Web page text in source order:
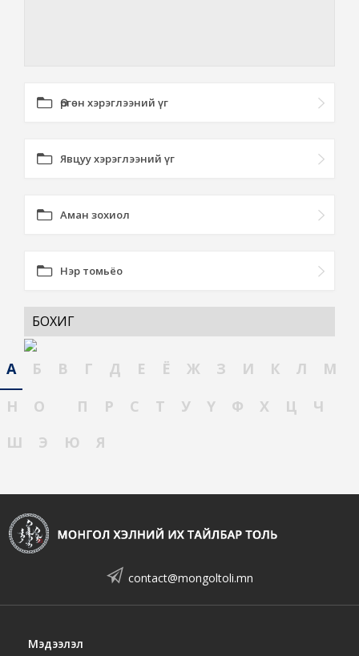
Өргөн хэрэглээний үг
Явцуу хэрэглээний үг
Аман зохиол
Нэр томьёо
БОХИГ
А Б В Г Д Е Ё Ж З И К Л
М
Н
О П Р С Т У Ү Ф Х Ц
Ч
Ш
Э Ю Я
contact@mongoltoli.mn
Мэдээлэл